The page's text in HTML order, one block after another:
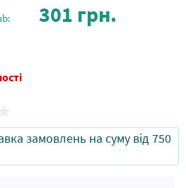
301 грн.
замовлень на суму від 750